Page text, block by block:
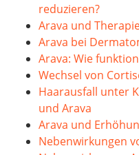
reduzieren?
Arava und
Arava bei
Arava: Wie
Wechsel von
Haarausfall unter
und Arava
Arava und
Nebenwirkungen